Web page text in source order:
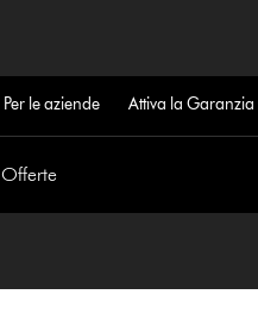
Per le aziende Attiva la
Offerte